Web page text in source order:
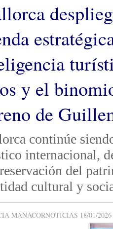
y el
de
continúe
internacional,
del
cultural y
MANACORNOTICIAS 18/01/